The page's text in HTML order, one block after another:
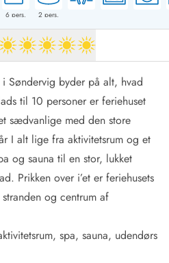
6 pers. 2 pers.
5 ud af 5
i Søndervig byder på alt, hvad
til 10 personer er feriehuset
sædvanlige med den store
I alt lige fra aktivitetsrum og et
og sauna til en stor, lukket
Prikken over i’et er feriehusets
og centrum af
spa, sauna, udendørs